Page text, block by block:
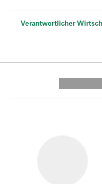
Verantwortlicher